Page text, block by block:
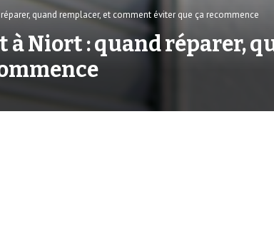
quand remplacer, et comment éviter que ça recommence
Niort : quand réparer,